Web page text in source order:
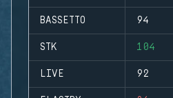
BASSETTO 94
STK 104
LIVE 92